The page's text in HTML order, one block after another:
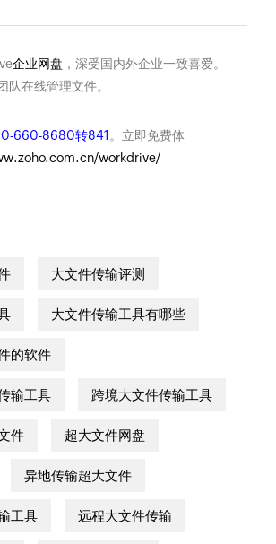
企业网盘 ，深受国内外企业一致喜爱。
队在线管理文件。
660-8680转841 。立即免费体
workdrive/
大文件传输评测
大文件传输工具有哪些
的软件
输工具 跨境大文件传输工具
件 超大文件网盘
异地传输超大文件
工具 远程大文件传输